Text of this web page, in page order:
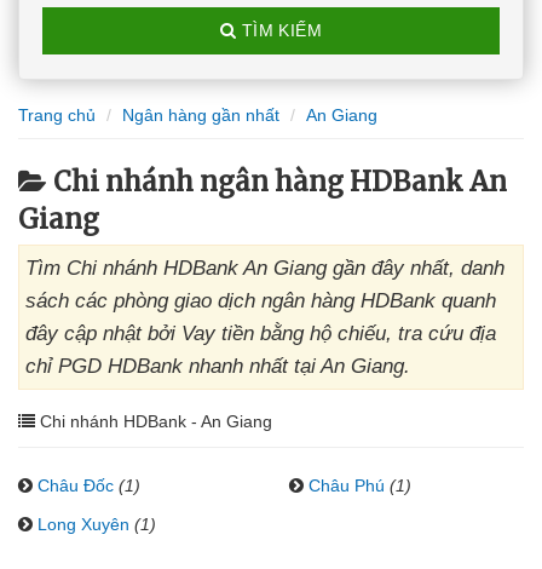
TÌM KIẾM
Trang chủ Ngân hàng gần nhất An Giang
Chi nhánh ngân hàng HDBank An
Giang
Tìm Chi nhánh HDBank An Giang gần đây nhất, danh
sách các phòng giao dịch ngân hàng HDBank quanh
đây cập nhật bởi Vay tiền bằng hộ chiếu, tra cứu địa
chỉ PGD HDBank nhanh nhất tại An Giang.
Chi nhánh HDBank - An Giang
Châu Đốc (1) Châu Phú (1)
Long Xuyên (1)